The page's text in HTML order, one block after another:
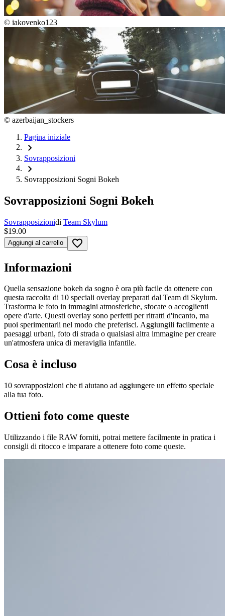
© iakovenko123
© azerbaijan_stockers
Pagina iniziale
chevron_right
Sovrapposizioni
chevron_right
Sovrapposizioni Sogni Bokeh
Sovrapposizioni Sogni Bokeh
Sovrapposizionidi Team Skylum
$19.00
Aggiungi al carrello favorite_border
Informazioni
Quella sensazione bokeh da sogno è ora più facile da ottenere con
questa raccolta di 10 speciali overlay preparati dal Team di Skylum.
Trasforma le foto in immagini atmosferiche, sfocate o accoglienti
opere d'arte. Questi overlay sono perfetti per ritratti d'incanto, ma
puoi sperimentarli nel modo che preferisci. Aggiungili facilmente a
paesaggi urbani, foto di strada o qualsiasi altra immagine per creare
un'atmosfera unica di meraviglia infantile.
Cosa è incluso
10 sovrapposizioni che ti aiutano ad aggiungere un effetto speciale
alla tua foto.
Ottieni foto come queste
Utilizzando i file RAW forniti, potrai mettere facilmente in pratica i
consigli di ritocco e imparare a ottenere foto come queste.